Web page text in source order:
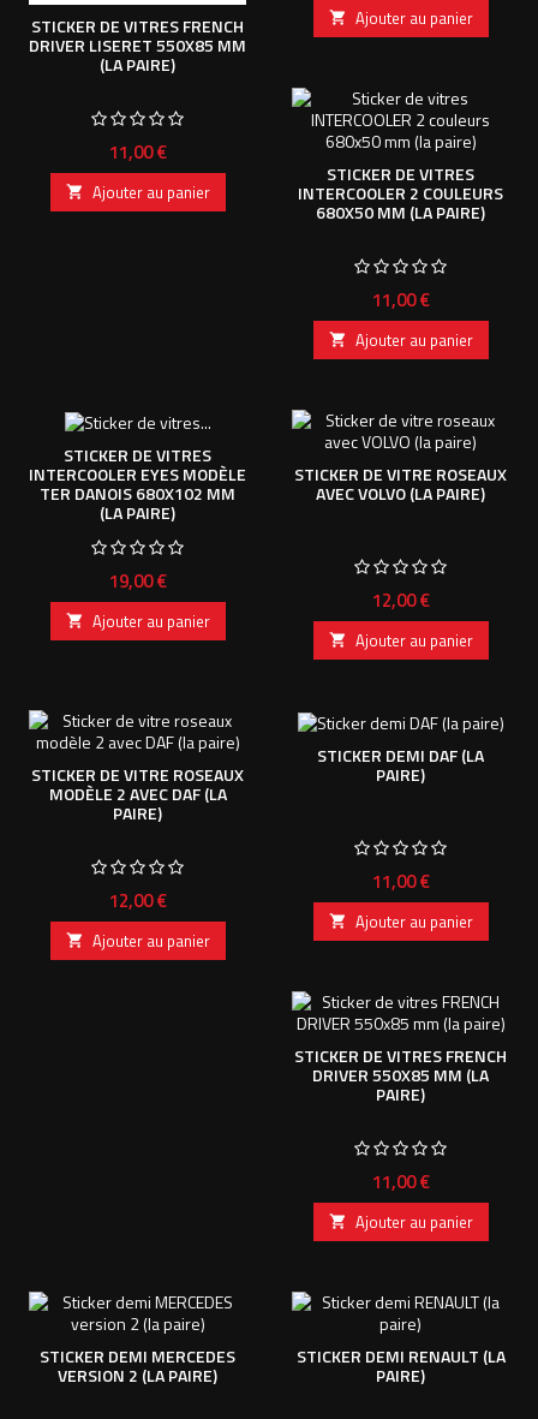
STICKER DE VITRES FRENCH
DRIVER LISERET 550X85 MM
(LA PAIRE)
Prix
11,00 €
 Ajouter au panier
 Ajouter au panier
STICKER DE VITRES
INTERCOOLER 2 COULEURS
680X50 MM (LA PAIRE)
Prix
11,00 €
 Ajouter au panier
STICKER DE VITRES
INTERCOOLER EYES MODÈLE
TER DANOIS 680X102 MM
(LA PAIRE)
Prix
19,00 €
 Ajouter au panier
STICKER DE VITRE ROSEAUX
AVEC VOLVO (LA PAIRE)
Prix
12,00 €
 Ajouter au panier
STICKER DE VITRE ROSEAUX
MODÈLE 2 AVEC DAF (LA
PAIRE)
Prix
12,00 €
 Ajouter au panier
STICKER DEMI DAF (LA
PAIRE)
Prix
11,00 €
 Ajouter au panier
STICKER DE VITRES FRENCH
DRIVER 550X85 MM (LA
PAIRE)
Prix
11,00 €
 Ajouter au panier
STICKER DEMI MERCEDES
VERSION 2 (LA PAIRE)
STICKER DEMI RENAULT (LA
PAIRE)